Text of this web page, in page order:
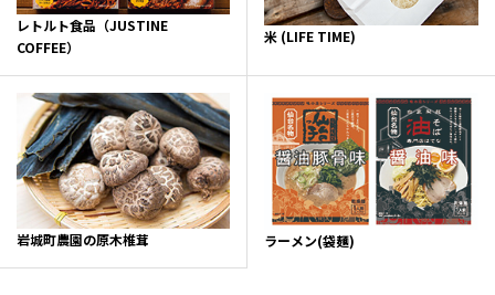
レトルト食品（JUSTINE
COFFEE）
米 (LIFE TIME)
岩城町農園の原木椎茸 ラーメン(袋麺)